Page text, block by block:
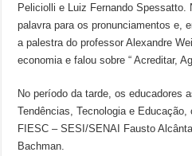
Peliciolli e Luiz Fernando Spessatto.
palavra para os pronunciamentos e,
a palestra do professor Alexandre
economia e falou sobre “ Acreditar,
No período da tarde, os educadores
Tendências, Tecnologia e
FIESC – SESI/SENAI Fausto
Bachman.